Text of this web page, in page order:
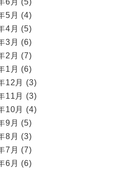
6月 (5)
5月 (4)
4月 (5)
3月 (6)
2月 (7)
1月 (6)
12月
(3)
11月
(3)
10月
(4)
9月 (5)
8月 (3)
7月 (7)
6月 (6)